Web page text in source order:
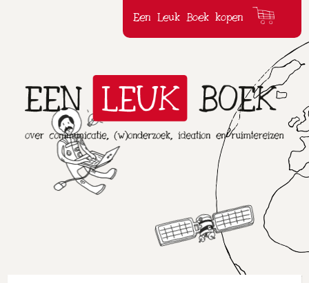
Een Leuk Boek kopen
Een
Leuk
Boek
over
communicatie,
(w)onderzoek,ideation